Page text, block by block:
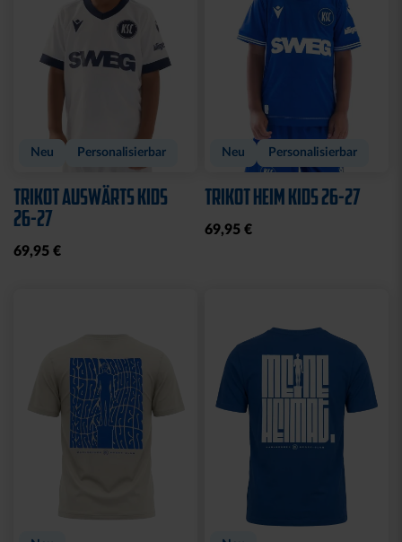
Neu Personalisierbar
TRIKOT AUSWÄRTS KIDS
26-27
69,95 €
Neu Personalisierbar
TRIKOT HEIM KIDS 26-27
69,95 €